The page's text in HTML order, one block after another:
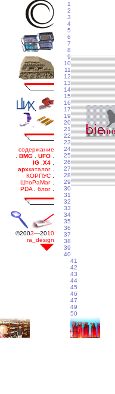
1
2
3
4
5
6
7
8
9
10
11
12
13
14
15
16
17
19
20
21
22
23
24
25
26
27
28
29
30
31
32
33
34
35
36
37
38
39
40
41
42
43
44
45
46
47
49
50